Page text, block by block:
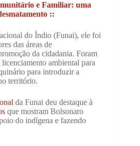
e Familiar: uma
::
do Índio (Funai), ele foi
das áreas de
da cidadania. Foram
ambiental para
para introduzir a
território.
da Funai deu destaque à
que mostram Bolsonaro
do indígena e fazendo